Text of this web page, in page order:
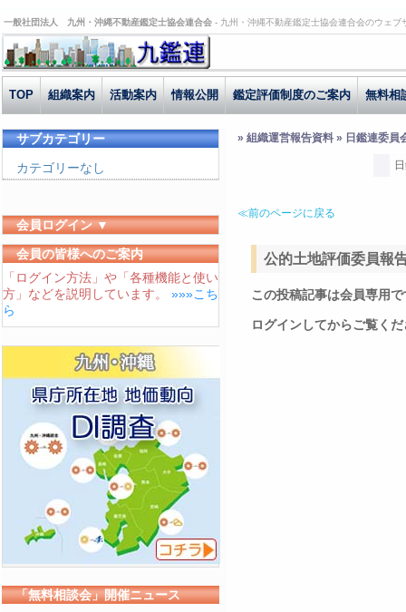
一般社団法人 九州・沖縄不動産鑑定士協会連合会 - 九州・沖縄不動産鑑定士協会連合会のウェ
TOP 組織案内 活動案内 情報公開 鑑定評価制度のご案内 無料相
» 組織運営報告資料 » 日鑑連委員
≪前のページに戻る
公的土地評価委員報
この投稿記事は会員専用
ログインしてからご覧く
サブカテゴリー
カテゴリーなし
会員ログイン ▼
ユーザーID
パスワード
会員の皆様へのご案内
「ログイン方法」や「各種機能と使い
方」などを説明しています。 »»»こち
ら
「無料相談会」開催ニュース